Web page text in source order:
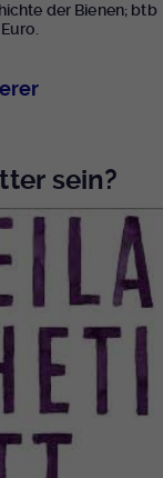
der Bienen; btb
sein?